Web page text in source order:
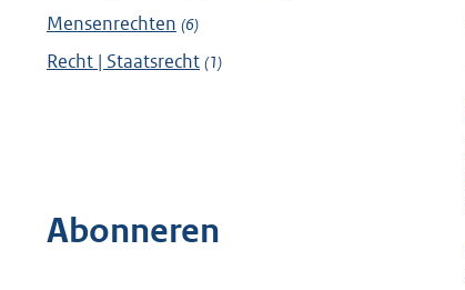
Mensenrechten (6)
Recht | Staatsrecht (1)
Abonneren